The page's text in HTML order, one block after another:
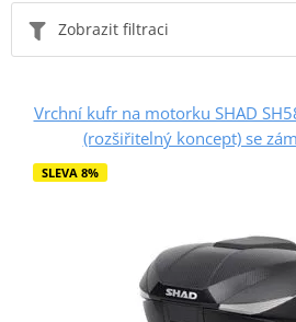
Zobrazit filtraci
Vrchní kufr na motorku SHAD
(rozšiřitelný koncept) se
SLEVA 8%